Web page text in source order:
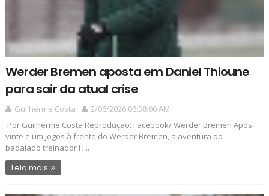
Werder Bremen aposta em Daniel Thioune
para sair da atual crise
Guilherme Costa
2/06/2026 06:38:00 AM
Por Guilherme Costa Reprodução: Facebook/ Werder Bremen Após
vinte e um jogos à frente do Werder Bremen, a aventura do
badalado treinador H...
Leia mais